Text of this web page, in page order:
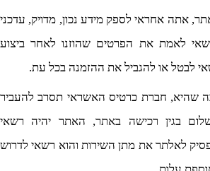
אתה אחראי לספק מידע נכון, מדויק, עדכני
לאמת את הפרטים שהוזנו לאחר ביצוע
לבטל או להגביל את ההזמנה בכל עת.
שהיא, חברת כרטיס האשראי תסרב להעביר
בגין רכישה באתר, האתר יהיה רשאי
לאלתר את מתן השירות והוא רשאי לדרוש